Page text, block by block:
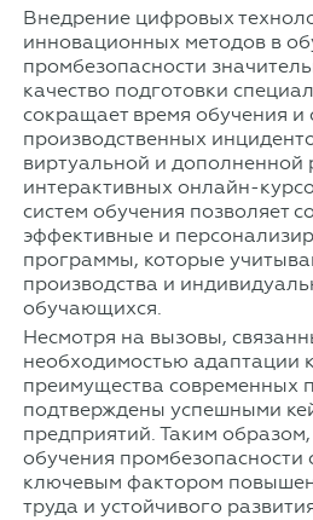
Внедрение цифровых
инновационных методов в
промбезопасности
качество подготовки
сокращает время обучения и
производственных
виртуальной и дополненной
интерактивных онлайн-
систем обучения позволяет
эффективные и
программы, которые
производства и
обучающихся.
Несмотря на вызовы,
необходимостью адаптации
преимущества современных
подтверждены успешными
предприятий. Таким
обучения промбезопасности
ключевым фактором
труда и устойчивого